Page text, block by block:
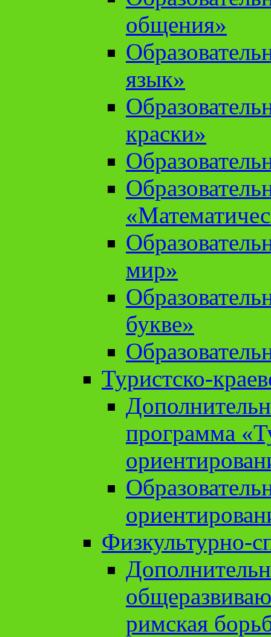
общения»
язык»
краски»
мир»
букве»
Туристско-
программа
Физкультурно-
римская